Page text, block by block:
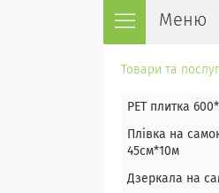
Товари та
PET плитка
Плівка на
45см*10м
Дзеркала на